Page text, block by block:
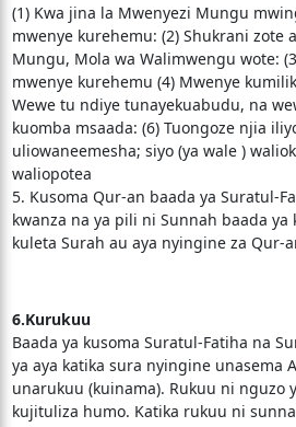
(1) Kwa jina la Mwenyezi Mungu
mwenye kurehemu: (2) Shukrani zote
Mungu, Mola wa Walimwengu wote:
mwenye kurehemu (4) Mwenye
Wewe tu ndiye tunayekuabudu, na
kuomba msaada: (6) Tuongoze njia
uliowaneemesha; siyo (ya wale )
waliopotea
5. Kusoma Qur-an baada ya Suratul-
kwanza na ya pili ni Sunnah baada ya
kuleta Surah au aya nyingine za Qur-
6.Kurukuu
Baada ya kusoma Suratul-Fatiha na
ya aya katika sura nyingine unasema
unarukuu (kuinama). Rukuu ni nguzo
kujituliza humo. Katika rukuu ni